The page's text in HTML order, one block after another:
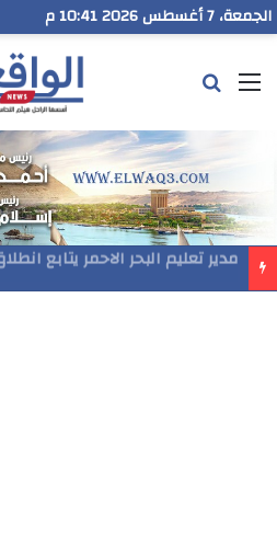
الجمعة، 7 أغسطس 2026 10:41 م
القائمة